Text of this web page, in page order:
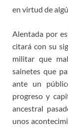
en virtud de
Alentada por
citará con su
militar que
sainetes que
ante un
progreso y
ancestral
unos